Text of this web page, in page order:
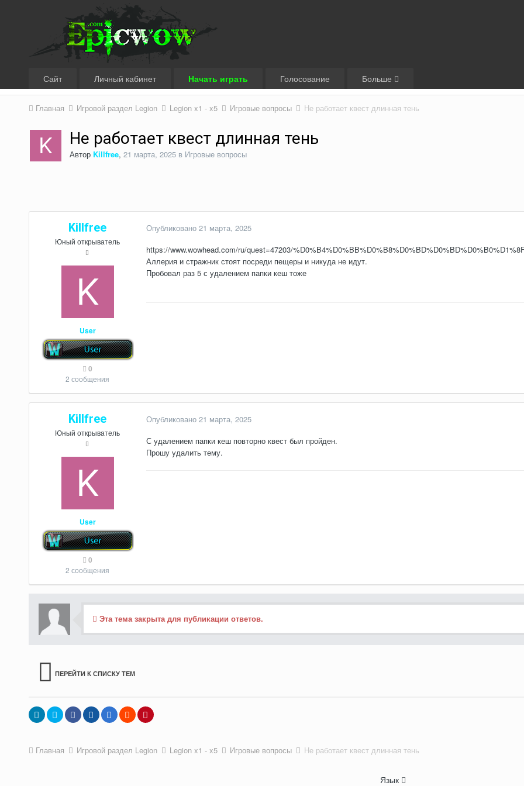
Сайт Личный кабинет Начать играть Голосование Больше
Главная Игровой раздел Legion Legion x1 - x5 Игровые вопросы Не работает квест длинная тень
Не работает квест длинная тень
Автор Killfree, 21 марта, 2025в Игровые вопросы
Killfree
Юный открыватель
User
0
2 сообщения
Опубликовано 21 марта, 2025
https://www.wowhead.com/ru/quest=47203/
Аллерия и стражник стоят посреди пещеры и никуда не идут.
Пробовал раз 5 с удалением папки кеш тоже
Killfree
Юный открыватель
User
0
2 сообщения
Опубликовано 21 марта, 2025
С удалением папки кеш повторно квест был пройден.
Прошу удалить тему.
Эта тема закрыта для публикации ответов.
ПЕРЕЙТИ К СПИСКУ ТЕМ
Главная Игровой раздел Legion Legion x1 - x5 Игровые вопросы Не работает квест длинная тень
Язык